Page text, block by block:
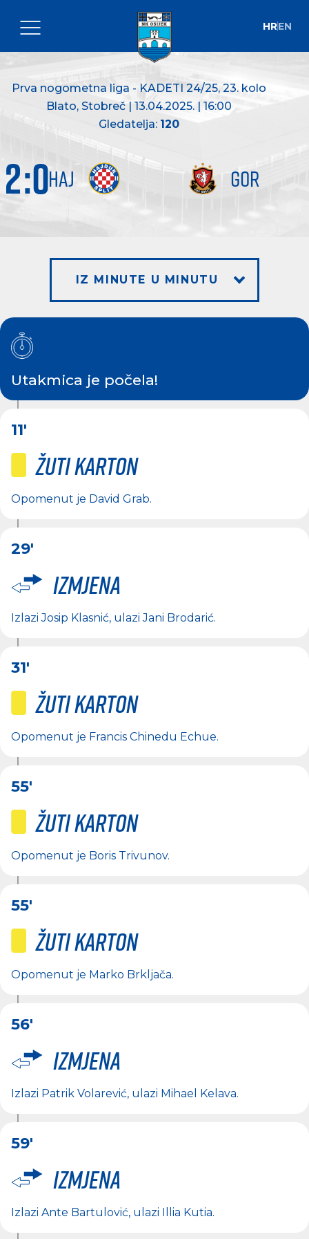
HREN
Prva nogometna liga - KADETI 24/25, 23. kolo
Blato, Stobreč | 13.04.2025. | 16:00
Gledatelja: 120
HAJ GOR
2:0
IZ MINUTE U MINUTU
Utakmica je počela!
11'
Žuti karton
Opomenut je David Grab.
29'
Izmjena
IzlaziJosip Klasnić, ulaziJani Brodarić.
31'
Žuti karton
Opomenut je Francis Chinedu Echue.
55'
Žuti karton
Opomenut je Boris Trivunov.
55'
Žuti karton
Opomenut je Marko Brkljača.
56'
Izmjena
Izlazi Patrik Volarević, ulazi Mihael Kelava.
59'
Izmjena
Izlazi Ante Bartulović, ulazi Illia Kutia.